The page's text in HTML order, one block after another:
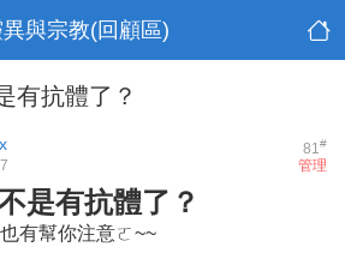
異與宗教(回顧區)
有抗體了？
81#
管理
是有抗體了？
有幫你注意ㄛ~~